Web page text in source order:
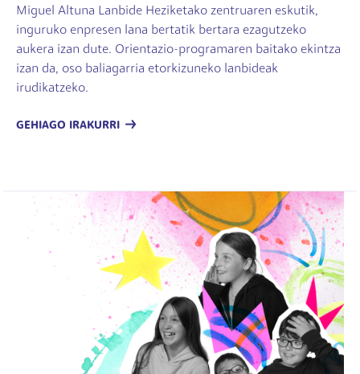
Miguel Altuna Lanbide Heziketako zentruaren eskutik,
inguruko enpresen lana bertatik bertara ezagutzeko
aukera izan dute. Orientazio-programaren baitako ekintza
izan da, oso baliagarria etorkizuneko lanbideak
irudikatzeko.
GEHIAGO IRAKURRI
Irudia